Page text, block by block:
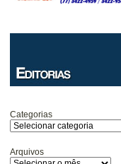
Categorias
Arquivos